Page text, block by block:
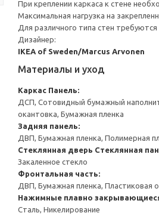
При креплении каркаса к стене
Максимальная нагрузка на
Для различного типа стен
Дизайнер:
IKEA of Sweden/Marcus Arvonen
Материалы и уход
Каркас Панель:
ДСП, Сотовидный бумажный
окантовка, Бумажная пленка
Задняя панель:
ДВП, Бумажная пленка, Полимерная
Стеклянная дверь Стеклянная
Закаленное стекло
Фронтальная часть:
ДВП, Бумажная пленка, Пластиковая
Нажимные плавно
Сталь, Никелирование